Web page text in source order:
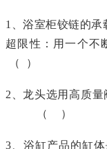
1、浴室柜铰链的承
超限性：用一个不
（ ）
2、龙头选用高
（ ）
3、浴缸产品的缸